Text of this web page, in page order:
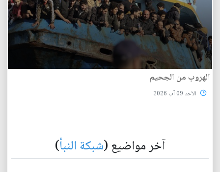
الهروب من الجحيم
الأحد 09 آب 2026
آخر مواضيع (شبكة النبأ)